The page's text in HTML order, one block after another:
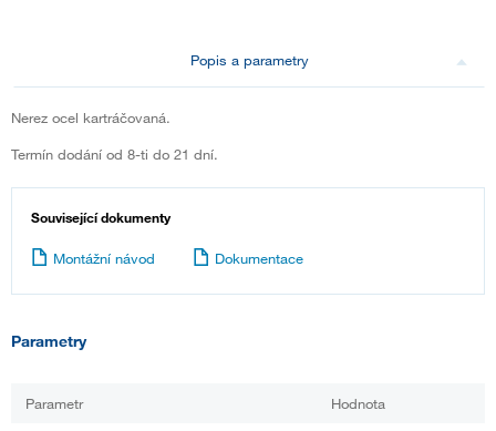
Popis a parametry
Nerez ocel kartráčovaná.
Termín dodání od 8-ti do 21 dní.
Související dokumenty
Montážní návod Dokumentace
Parametry
Parametr Hodnota